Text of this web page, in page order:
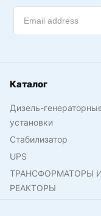
Каталог
Дизель-
установки
Стабилизатор
UPS
ТРАНСФОРМАТОРЫ
РЕАКТОРЫ